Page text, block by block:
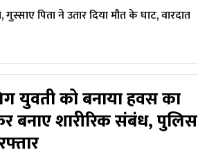
पिता ने उतार दिया मौत के घाट, वारदात
युवती को बनाया हवस का
बनाए शारीरिक संबंध, पुलिस